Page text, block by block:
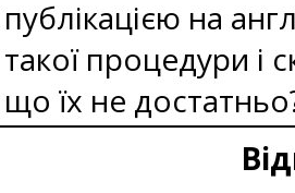
публікацією на
такої процедури і
що їх не